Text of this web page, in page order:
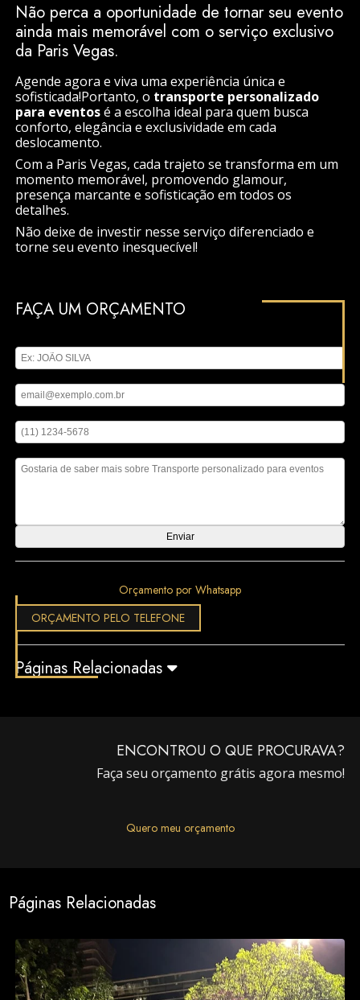
Não perca a oportunidade de tornar seu evento
ainda mais memorável com o serviço exclusivo
da Paris Vegas.
Agende agora e viva uma experiência única e
sofisticada!Portanto, o transporte personalizado
para eventosé a escolha ideal para quem busca
conforto, elegância e exclusividade em cada
deslocamento.
Com a Paris Vegas, cada trajeto se transforma em um
momento memorável, promovendo glamour,
presença marcante e sofisticação em todos os
detalhes.
Não deixe de investir nesse serviço diferenciado e
torne seu evento inesquecível!
FAÇA UM ORÇAMENTO
Orçamento por Whatsapp
ORÇAMENTO PELO TELEFONE
Páginas Relacionadas
ENCONTROU O QUE PROCURAVA?
Faça seu orçamento grátis agora mesmo!
Quero meu orçamento
Páginas Relacionadas